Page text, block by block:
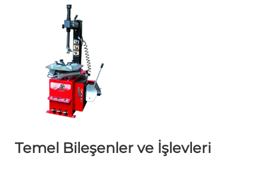
Temel Bileşenler ve İşlevleri